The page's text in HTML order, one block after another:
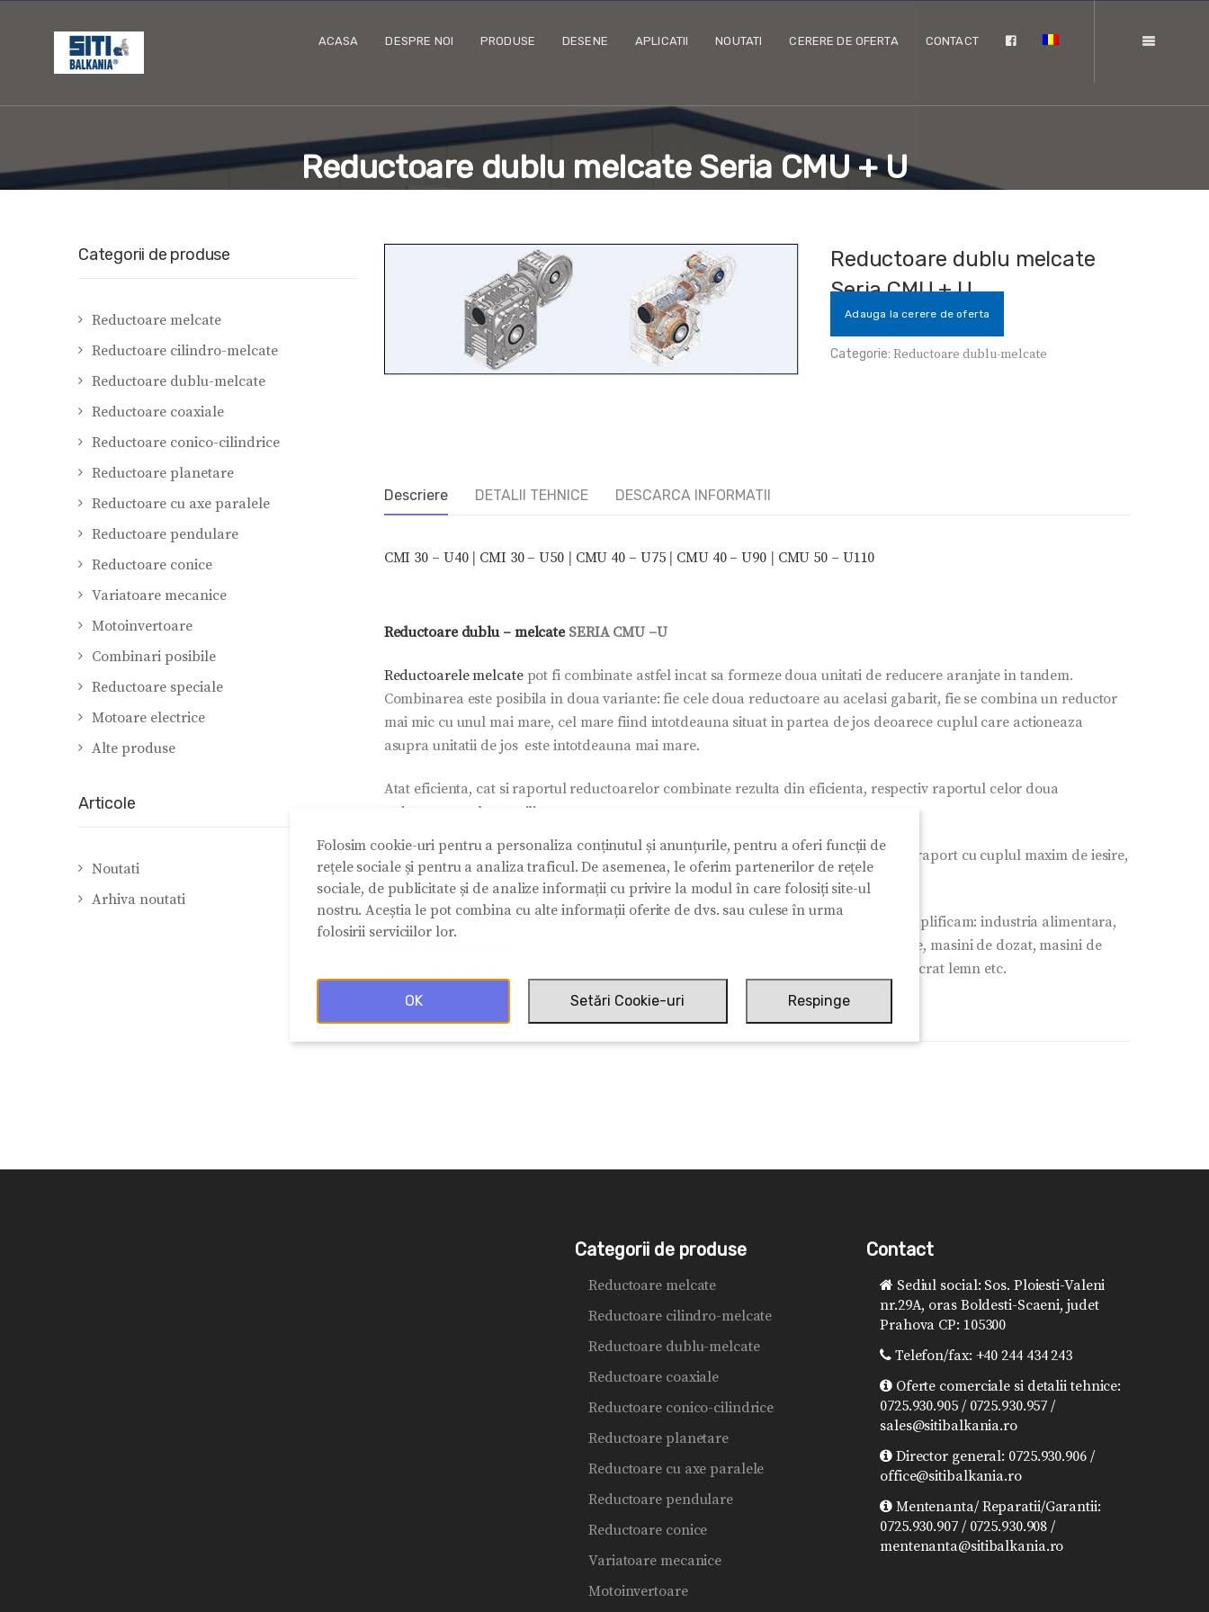
ACASA DESPRE NOI PRODUSE DESENE APLICATII NOUTATI CERERE DE OFERTA CONTACT
Reductoare dublu melcate Seria CMU + U
Reductoare dublu melcate
Seria CMU + U
Adauga la cerere de oferta
Categorie: Reductoare dublu-melcate
Descriere DETALII TEHNICE DESCARCA INFORMATII
CMI 30 – U40| CMI 30 – U50| CMU 40 – U75| CMU 40 – U90| CMU 50 – U110
Reductoare dublu – melcateSERIA CMU –U
Reductoarele melcatepot fi combinate astfel incat sa formeze doua unitati de reducere aranjate in tandem.
Combinarea este posibila in doua variante: fie cele doua reductoare au acelasi gabarit, fie se combina un reductor
mai mic cu unul mai mare, cel mare fiind intotdeauna situat in partea de jos deoarece cuplul care actioneaza
asupra unitatii de jos este intotdeauna mai mare.
Atat eficienta, cat si raportul reductoarelor combinate rezulta din eficienta, respectiv raportul celor doua
reductoare melcate utilizate.
Este obligatoriu ca alegerea reductoarelor ce urmeaza a fi combinate sa se faca in raport cu cuplul maxim de iesire,
nu in raport cu puterea de intrare.
Reductoarele melcate
sunt utilizabile in multe domenii industriale, dintre care exemplificam: industria alimentara,
benzi transportoare cu curea sau benzi transportoare in general, mixere, agitatoare, masini de dozat, masini de
facut paine, masini de ambalat, tipografii, automatizari industriale, masini de prelucrat lemn etc.
Categorii de produse
Reductoare melcate
Reductoare cilindro-melcate
Reductoare dublu-melcate
Reductoare coaxiale
Reductoare conico-cilindrice
Reductoare planetare
Reductoare cu axe paralele
Reductoare pendulare
Reductoare conice
Variatoare mecanice
Motoinvertoare
Combinari posibile
Reductoare speciale
Motoare electrice
Alte produse
Articole
Noutati
Arhiva noutati
Categorii de produse
Reductoare melcate
Reductoare cilindro-melcate
Reductoare dublu-melcate
Reductoare coaxiale
Reductoare conico-cilindrice
Reductoare planetare
Reductoare cu axe paralele
Reductoare pendulare
Reductoare conice
Variatoare mecanice
Motoinvertoare
Contact
Sediul social: Sos. Ploiesti-Valeni
nr.29A, oras Boldesti-Scaeni, judet
Prahova CP: 105300
Telefon/fax: +40 244 434 243
Oferte comerciale si detalii tehnice:
0725.930.905 / 0725.930.957 /
sales@sitibalkania.ro
Director general: 0725.930.906 /
office@sitibalkania.ro
Mentenanta/ Reparatii/Garantii:
0725.930.907 / 0725.930.908 /
mentenanta@sitibalkania.ro
Folosim cookie-uri pentru a personaliza conținutul și anunțurile, pentru a oferi funcții de
rețele sociale și pentru a analiza traficul. De asemenea, le oferim partenerilor de rețele
sociale, de publicitate și de analize informații cu privire la modul în care folosiți site-ul
nostru. Aceștia le pot combina cu alte informații oferite de dvs. sau culese în urma
folosirii serviciilor lor.
OK Setări Cookie-uri Respinge